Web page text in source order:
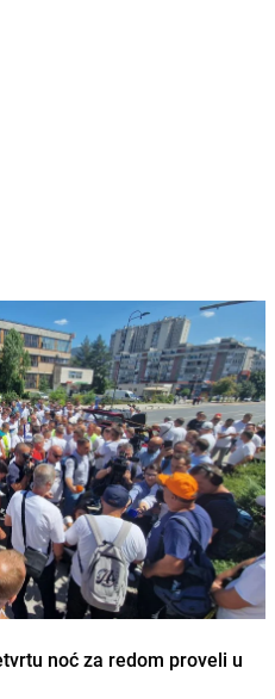
noć za redom proveli u